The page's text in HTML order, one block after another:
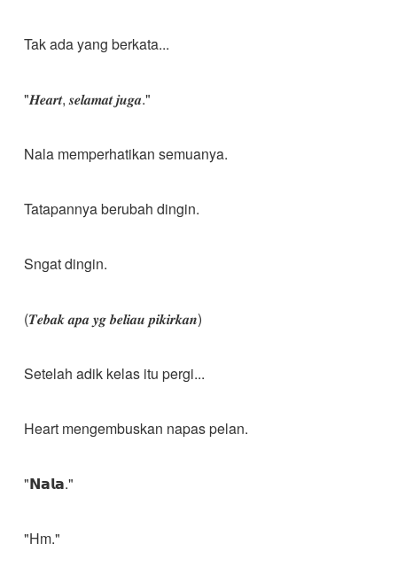
Tak ada yang berkata...
"𝑯𝒆𝒂𝒓𝒕, 𝒔𝒆𝒍𝒂𝒎𝒂𝒕 𝒋𝒖𝒈𝒂."
Nala memperhatikan semuanya.
Tatapannya berubah dingin.
Sngat dingin.
(𝑻𝒆𝒃𝒂𝒌 𝒂𝒑𝒂 𝒚𝒈 𝒃𝒆𝒍𝒊𝒂𝒖 𝒑𝒊𝒌𝒊𝒓𝒌𝒂𝒏)
Setelah adik kelas itu pergi...
Heart mengembuskan napas pelan.
"𝗡𝗮𝗹𝗮."
"Hm."